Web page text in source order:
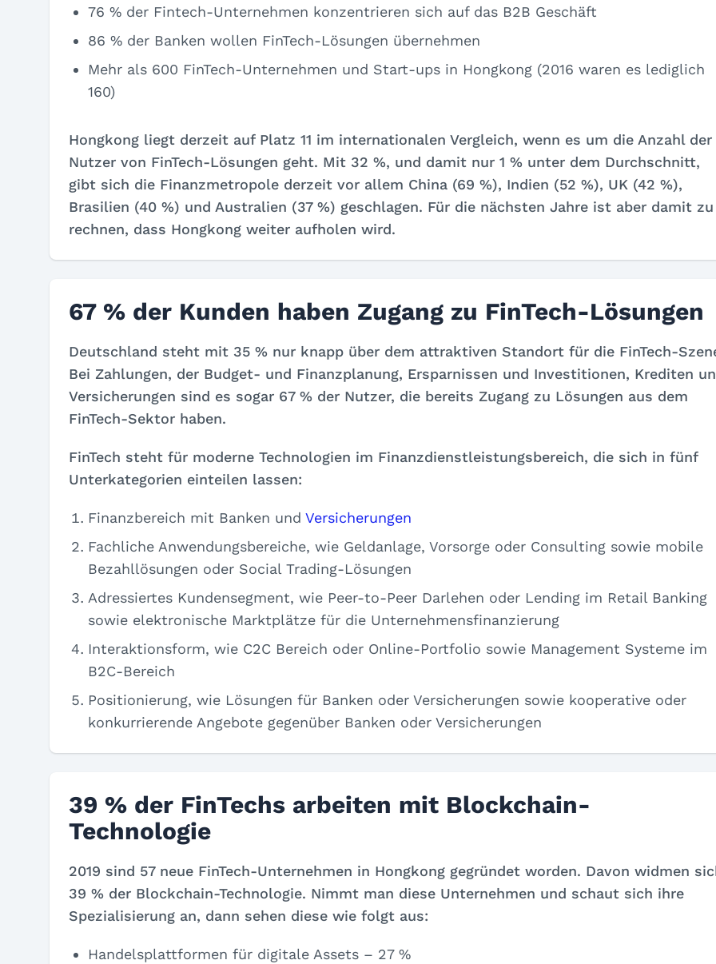
76 % der Fintech-Unternehmen konzentrieren sich auf das B2B Geschäft
86 % der Banken wollen FinTech-Lösungen übernehmen
Mehr als 600 FinTech-Unternehmen und Start-ups in Hongkong (2016 waren es lediglich
160)
Hongkong liegt derzeit auf Platz 11 im internationalen Vergleich, wenn es um die Anzahl der
Nutzer von FinTech-Lösungen geht. Mit 32 %, und damit nur 1 % unter dem Durchschnitt,
gibt sich die Finanzmetropole derzeit vor allem China (69 %), Indien (52 %), UK (42 %),
Brasilien (40 %) und Australien (37 %) geschlagen. Für die nächsten Jahre ist aber damit zu
rechnen, dass Hongkong weiter aufholen wird.
67 % der Kunden haben Zugang zu FinTech-Lösungen
Deutschland steht mit 35 % nur knapp über dem attraktiven Standort für die FinTech-
Bei Zahlungen, der Budget- und Finanzplanung, Ersparnissen und Investitionen, Krediten
Versicherungen sind es sogar 67 % der Nutzer, die bereits Zugang zu Lösungen aus dem
FinTech-Sektor haben.
FinTech steht für moderne Technologien im Finanzdienstleistungsbereich, die sich in fünf
Unterkategorien einteilen lassen:
Finanzbereich mit Banken und Versicherungen
Fachliche Anwendungsbereiche, wie Geldanlage, Vorsorge oder Consulting sowie mobile
Bezahllösungen oder Social Trading-Lösungen
Adressiertes Kundensegment, wie Peer-to-Peer Darlehen oder Lending im Retail Banking
sowie elektronische Marktplätze für die Unternehmensfinanzierung
Interaktionsform, wie C2C Bereich oder Online-Portfolio sowie Management Systeme im
B2C-Bereich
Positionierung, wie Lösungen für Banken oder Versicherungen sowie kooperative oder
konkurrierende Angebote gegenüber Banken oder Versicherungen
39 % der FinTechs arbeiten mit Blockchain-
Technologie
2019 sind 57 neue FinTech-Unternehmen in Hongkong gegründet worden. Davon widmen
39 % der Blockchain-Technologie. Nimmt man diese Unternehmen und schaut sich ihre
Spezialisierung an, dann sehen diese wie folgt aus:
Handelsplattformen für digitale Assets – 27 %